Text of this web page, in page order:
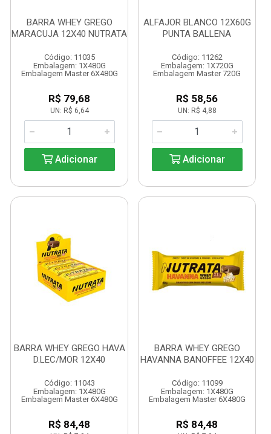
BARRA WHEY GREGO
MARACUJA 12X40 NUTRATA
Código: 11035
Embalagem: 1X480G
Embalagem Master 6X480G
R$ 79,68
UN: R$ 6,64
Adicionar
ALFAJOR BLANCO 12X60G
PUNTA BALLENA
Código: 11262
Embalagem: 1X720G
Embalagem Master 720G
R$ 58,56
UN: R$ 4,88
Adicionar
BARRA WHEY GREGO HAVA
D.LEC/MOR 12X40
Código: 11043
Embalagem: 1X480G
Embalagem Master 6X480G
R$ 84,48
BARRA WHEY GREGO
HAVANNA BANOFFEE 12X40
Código: 11099
Embalagem: 1X480G
Embalagem Master 6X480G
R$ 84,48